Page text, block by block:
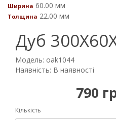
Ширина 60.00 мм
Толщина 22.00 мм
Дуб
Модель: oak1044
Наявність: В наявності
790
Кількість